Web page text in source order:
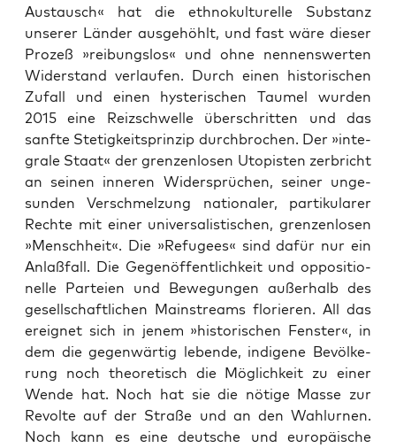
Aus­tausch« hat die eth­no­kul­tu­rel­le Sub­stanz
unse­rer Län­der aus­ge­höhlt, und fast wäre die­ser
Pro­zeß »rei­bungs­los« und ohne nen­nens­wer­ten
Wider­stand ver­lau­fen. Durch einen his­to­ri­schen
Zufall und einen hys­te­ri­schen Tau­mel wur­den
2015 eine Reiz­schwel­le über­schrit­ten und das
sanf­te Ste­tig­keits­prin­zip durch­bro­chen. Der »inte­
gra­le Staat« der gren­zen­lo­sen Uto­pis­ten zer­bricht
an sei­nen inne­ren Wider­sprü­chen, sei­ner unge­
sun­den Ver­schmel­zung natio­na­ler, par­ti­ku­la­rer
Rech­te mit einer uni­ver­sa­lis­ti­schen, gren­zen­lo­sen
»Mensch­heit«. Die »Refu­gees« sind dafür nur ein
Anlaß­fall. Die Gegen­öf­fent­lich­keit und oppo­si­tio­
nel­le Par­tei­en und Bewe­gun­gen außer­halb des
gesell­schaft­li­chen Main­streams flo­rie­ren. All das
ereig­net sich in jenem »his­to­ri­schen Fens­ter«, in
dem die gegen­wär­tig leben­de, indi­ge­ne Bevöl­ke­
rung noch theo­re­tisch die Mög­lich­keit zu einer
Wen­de hat. Noch hat sie die nöti­ge Mas­se zur
Revol­te auf der Stra­ße und an den Wahl­ur­nen.
Noch kann es eine deut­sche und euro­päi­sche